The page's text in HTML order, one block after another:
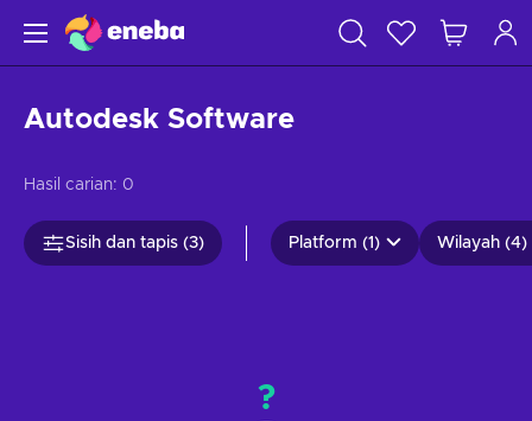
Autodesk Software
Hasil carian: 0
Sisih dan tapis (3) Platform (1) Wilayah (4)
?